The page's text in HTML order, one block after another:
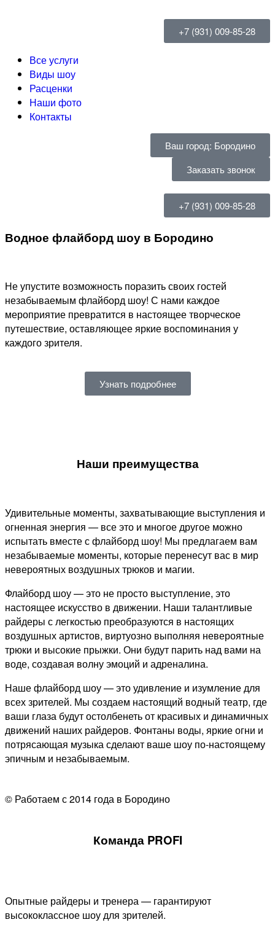
+7 (931) 009-85-28
Все услуги
Виды шоу
Расценки
Наши фото
Контакты
Ваш город: Бородино
Заказать звонок
+7 (931) 009-85-28
Водное флайборд шоу в Бородино
Не упустите возможность поразить своих гостей
незабываемым флайборд шоу! С нами каждое
мероприятие превратится в настоящее творческое
путешествие, оставляющее яркие воспоминания у
каждого зрителя.
Узнать подробнее
Наши преимущества
Удивительные моменты, захватывающие выступления и
огненная энергия — все это и многое другое можно
испытать вместе с флайборд шоу! Мы предлагаем вам
незабываемые моменты, которые перенесут вас в мир
невероятных воздушных трюков и магии.
Флайборд шоу — это не просто выступление, это
настоящее искусство в движении. Наши талантливые
райдеры с легкостью преобразуются в настоящих
воздушных артистов, виртуозно выполняя невероятные
трюки и высокие прыжки. Они будут парить над вами на
воде, создавая волну эмоций и адреналина.
Наше флайборд шоу — это удивление и изумление для
всех зрителей. Мы создаем настоящий водный театр, где
ваши глаза будут остолбенеть от красивых и динамичных
движений наших райдеров. Фонтаны воды, яркие огни и
потрясающая музыка сделают ваше шоу по-настоящему
эпичным и незабываемым.
© Работаем с 2014 года в Бородино
Команда PROFI
Опытные райдеры и тренера — гарантируют
высококлассное шоу для зрителей.